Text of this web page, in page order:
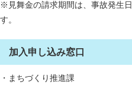
※見舞金の請求期間は、事故発生
す。
加入申し込み窓口
・まちづくり推進課